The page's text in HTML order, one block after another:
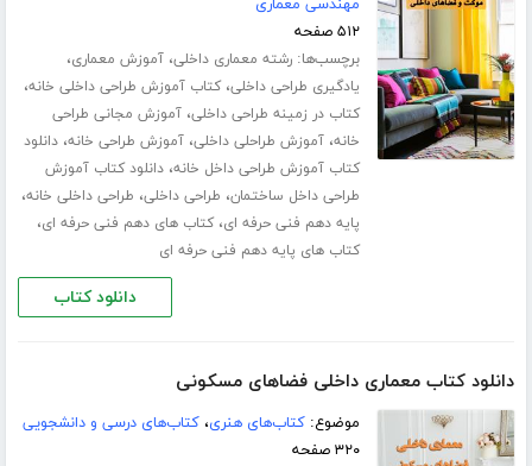
مهندسی معماری
۵۱۲ صفحه
برچسب‌ها:رشته معماری داخلی،آموزش معماری،
یادگیری طراحی داخلی،کتاب آموزش طراحی داخلی خانه،
کتاب در زمینه طراحی داخلی،آموزش مجانی طراحی
خانه،آموزش طراحلی داخلی،آموزش طراحی خانه،دانلود
کتاب آموزش طراحی داخل خانه،دانلود کتاب آموزش
طراحی داخل ساختمان، طراحی داخلی، طراحی داخلی خانه،
پایه دهم فنی حرفه ای،کتاب های دهم فنی حرفه ای،
کتاب های پایه دهم فنی حرفه ای
دانلود کتاب
دانلود کتاب معماری داخلی فضاهای مسکونی
موضوع:کتاب‌های هنری،کتاب‌های درسی و دانشجویی
۳۲۰ صفحه